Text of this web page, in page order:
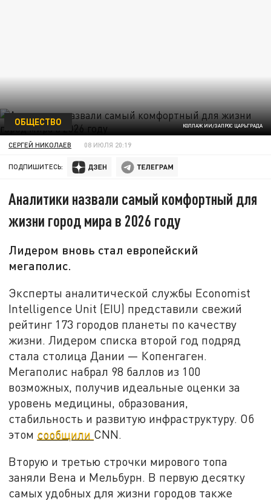
КОЛЛАЖ ИИ/ЗАПРОС ЦАРЬГРАДА
ОБЩЕСТВО
СЕРГЕЙ НИКОЛАЕВ 08 ИЮЛЯ 20:19
ПОДПИШИТЕСЬ:
Аналитики назвали самый комфортный для
жизни город мира в 2026 году
Лидером вновь стал европейский
мегаполис.
Эксперты аналитической службы Economist
Intelligence Unit (EIU) представили свежий
рейтинг 173 городов планеты по качеству
жизни. Лидером списка второй год подряд
стала столица Дании — Копенгаген.
Мегаполис набрал 98 баллов из 100
возможных, получив идеальные оценки за
уровень медицины, образования,
стабильность и развитую инфраструктуру. Об
этом сообщили CNN.
Вторую и третью строчки мирового топа
заняли Вена и Мельбурн. В первую десятку
самых удобных для жизни городов также